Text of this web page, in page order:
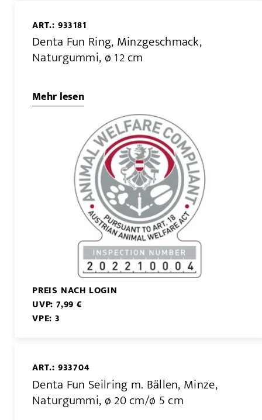
ART.: 933181
Denta Fun Ring, Minzgeschmack,
Naturgummi, ø 12 cm
Mehr lesen
PREIS NACH LOGIN
UVP: 7,99 €
VPE: 3
ART.: 933704
Denta Fun Seilring m. Bällen, Minze,
Naturgummi, ø 20 cm/ø 5 cm